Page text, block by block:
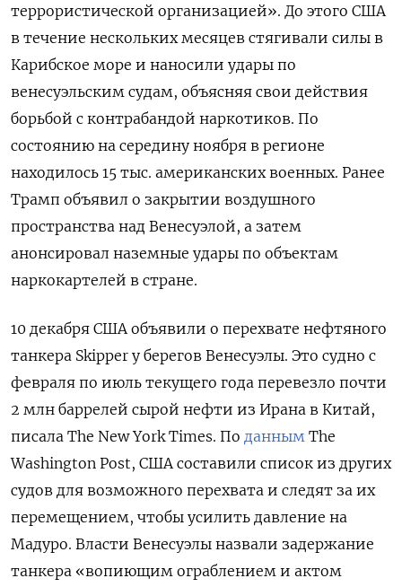
террористической организацией». До этого США
в течение нескольких месяцев стягивали силы в
Карибское море и наносили удары по
венесуэльским судам, объясняя свои действия
борьбой с контрабандой наркотиков. По
состоянию на середину ноября в регионе
находилось 15 тыс. американских военных. Ранее
Трамп объявил о закрытии воздушного
пространства над Венесуэлой, а затем
анонсировал наземные удары по объектам
наркокартелей в стране.
10 декабря США объявили о перехвате нефтяного
танкера Skipper у берегов Венесуэлы. Это судно с
февраля по июль текущего года перевезло почти
2 млн баррелей сырой нефти из Ирана в Китай,
писала The New York Times. По данным The
Washington Post, США составили список из других
судов для возможного перехвата и следят за их
перемещением, чтобы усилить давление на
Мадуро. Власти Венесуэлы назвали задержание
танкера «вопиющим ограблением и актом